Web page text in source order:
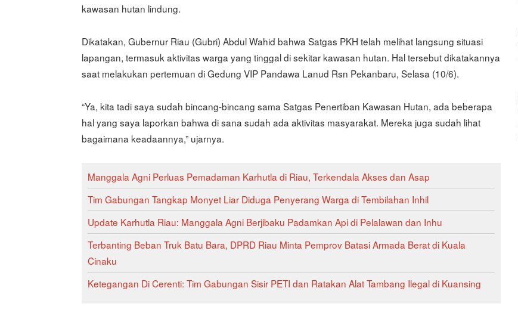
kawasan hutan lindung.
Dikatakan, Gubernur Riau (Gubri) Abdul Wahid bahwa Satgas PKH telah melihat langsung situasi
lapangan, termasuk aktivitas warga yang tinggal di sekitar kawasan hutan. Hal tersebut dikatakannya
saat melakukan pertemuan di Gedung VIP Pandawa Lanud Rsn Pekanbaru, Selasa (10/6).
“Ya, kita tadi saya sudah bincang-bincang sama Satgas Penertiban Kawasan Hutan, ada beberapa
hal yang saya laporkan bahwa di sana sudah ada aktivitas masyarakat. Mereka juga sudah lihat
bagaimana keadaannya,” ujarnya.
Manggala Agni Perluas Pemadaman Karhutla di Riau, Terkendala Akses dan Asap
Tim Gabungan Tangkap Monyet Liar Diduga Penyerang Warga di Tembilahan Inhil
Update Karhutla Riau: Manggala Agni Berjibaku Padamkan Api di Pelalawan dan Inhu
Terbanting Beban Truk Batu Bara, DPRD Riau Minta Pemprov Batasi Armada Berat di Kuala
Cinaku
Ketegangan Di Cerenti: Tim Gabungan Sisir PETI dan Ratakan Alat Tambang Ilegal di Kuansing